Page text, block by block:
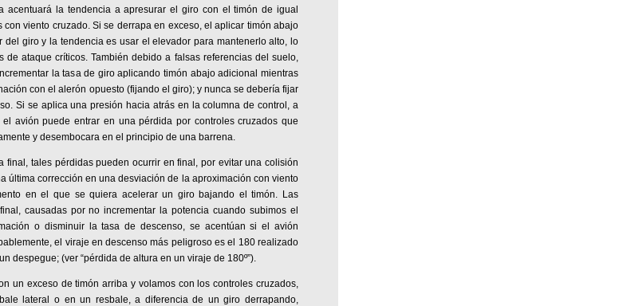
acentuará la tendencia a apresurar el giro con el timón de igual
con viento cruzado. Si se derrapa en exceso, el aplicar timón abajo
del giro y la tendencia es usar el elevador para mantenerlo alto, lo
de ataque críticos. También debido a falsas referencias del suelo,
la tasa de giro aplicando timón abajo adicional mientras
con el alerón opuesto (fijando el giro); y nunca se debería fijar
Si se aplica una presión hacia atrás en la columna de control, a
avión puede entrar en una pérdida por controles cruzados que
y desembocara en el principio de una barrena.
final, tales pérdidas pueden ocurrir en final, por evitar una colisión
última corrección en una desviación de la aproximación con viento
en el que se quiera acelerar un giro bajando el timón. Las
causadas por no incrementar la potencia cuando subimos el
o disminuir la tasa de descenso, se acentúan si el avión
el viraje en descenso más peligroso es el 180 realizado
despegue; (ver “pérdida de altura en un viraje de 180º”).
un exceso de timón arriba y volamos con los controles cruzados,
lateral o en un resbale, a diferencia de un giro derrapando,